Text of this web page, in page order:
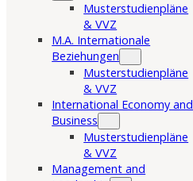
Musterstudienpläne
& VVZ
M.A. Internationale
Beziehungen
Musterstudienpläne
& VVZ
International Economy and
Business
Musterstudienpläne
& VVZ
Management and